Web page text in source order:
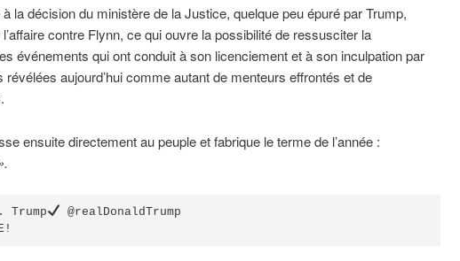
la décision du ministère de la Justice, quelque peu épuré par Trump,
l’affaire contre Flynn, ce qui ouvre la possibilité de ressusciter la
événements qui ont conduit à son licenciement et à son inculpation par
révélées aujourd’hui comme autant de menteurs effrontés et de
ensuite directement au peuple et fabrique le terme de l’année :
Trump
@realDonaldTrump